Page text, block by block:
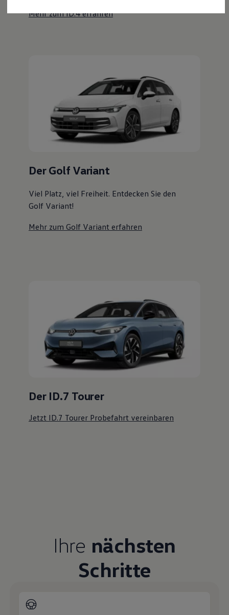
Entertainment und Elektronik
Updates für Software, Karten und Radio
Über Ihr Auto
Kundeninformationen
Volkswagen Kundenbetreuung
Warn- und Kontrollleuchten
Assistenzsysteme
Digitale Betriebsanleitung
Magazin
Lifestyle
Familie
Elektromobilität
Volkswagen R
Volkswagen Kundenbetreuung
Mehr zum ID.4 erfahren
Der Golf Variant
Viel Platz, viel Freiheit. Entdecken Sie den
Golf Variant!
Mehr zum Golf Variant erfahren
Der ID.7 Tourer
Jetzt ID.7 Tourer Probefahrt vereinbaren
Probefahrt vereinbaren
Fahrzeugangebot anfordern